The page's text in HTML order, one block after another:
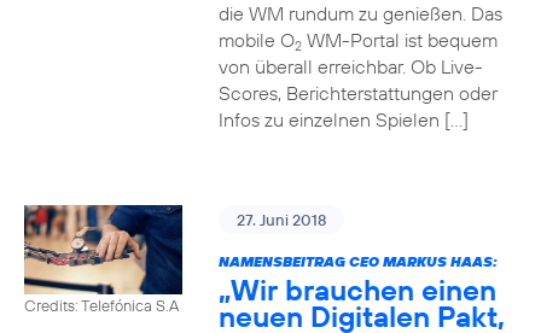
die WM rundum zu genießen. Das
mobile O2WM-Portal ist bequem
von überall erreichbar. Ob Live-
Scores, Berichterstattungen oder
Infos zu einzelnen Spielen […]
Credits: Telefónica S.A
27. Juni 2018
NAMENSBEITRAG CEO MARKUS HAAS:
„Wir brauchen einen
neuen Digitalen Pakt,